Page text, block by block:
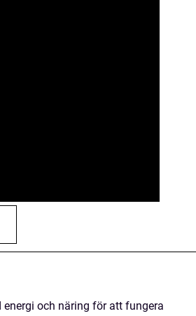
och näring för att fungera